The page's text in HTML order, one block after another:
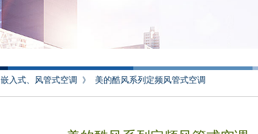
嵌入式、风管式空调 》 美的酷风系列定频风管式空调